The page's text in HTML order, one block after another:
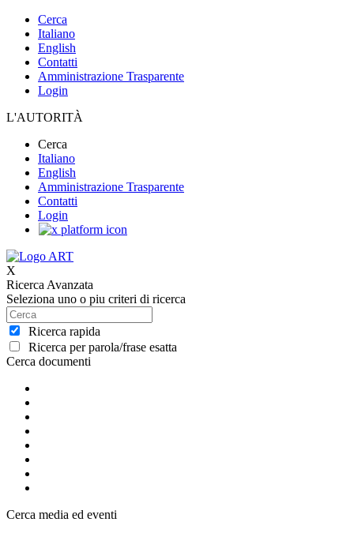
Cerca
Italiano
English
Contatti
Amministrazione Trasparente
Login
L'AUTORITÀ
Cerca
Italiano
English
Amministrazione Trasparente
Contatti
Login
X
Ricerca Avanzata
Seleziona uno o piu criteri di ricerca
Ricerca rapida
Ricerca per parola/frase esatta
Cerca documenti
Cerca media ed eventi